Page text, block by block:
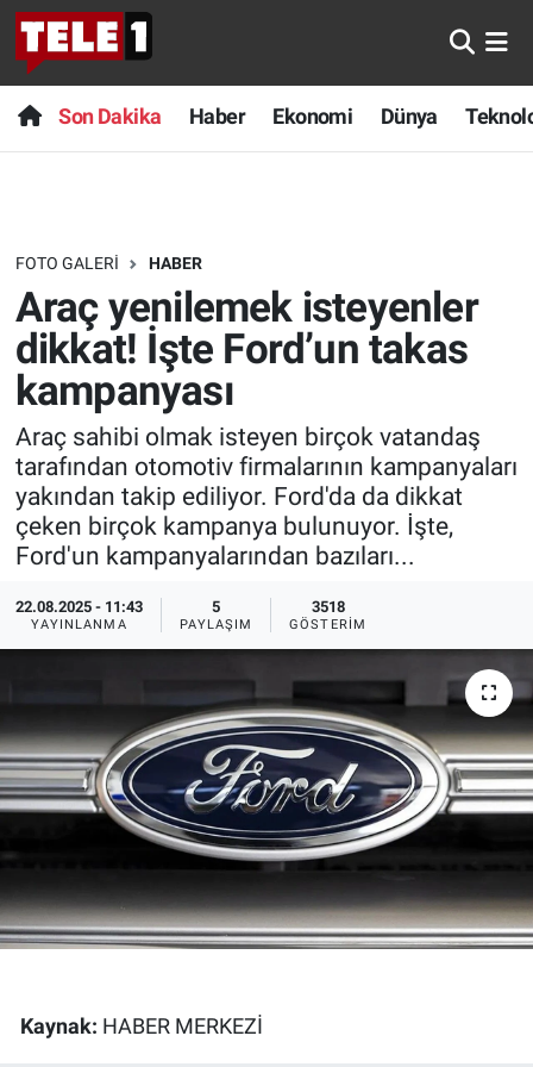
Son Dakika Haber Ekonomi Dünya
FOTO GALERI HABER
Araç yenilemek isteyenler
dikkat! İşte Ford’un takas
kampanyası
Araç sahibi olmak isteyen birçok vatandaş
tarafından otomotiv firmalarının kampanyaları
yakından takip ediliyor. Ford'da da dikkat
çeken birçok kampanya bulunuyor. İşte,
Ford'un kampanyalarından bazıları...
22.08.2025 - 11:43
YAYINLANMA
5
PAYLAŞIM
3518
GÖSTERIM
Kaynak: HABER MERKEZİ
Anında Manşet
Başka Sohbetler
Bilim turu
Bilim ve Teknoloji Evreni
Doğa Konuşuyor
Dünya
Ege Saati
Ege'den Esintiler
Ekonomi
Forum
Gün Başlıyor
Son Dakika
Haber
Dünya
Teknoloji
Sağlık
Spor
Yayın Akışı
Nöbetçi Eczaneler
Hava Durumu
Trafik Durumu
Süper Lig Puan Durumu ve Fikstür
Tüm Manşetler
Son Dakika Haberleri
Haber Arşivi